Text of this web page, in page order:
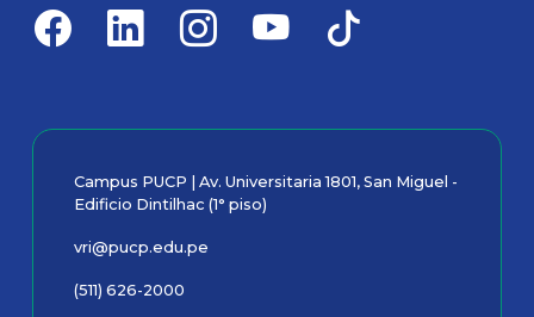
Campus PUCP | Av. Universitaria 1801, San Miguel -
Edificio Dintilhac (1° piso)
vri@pucp.edu.pe
(511) 626-2000